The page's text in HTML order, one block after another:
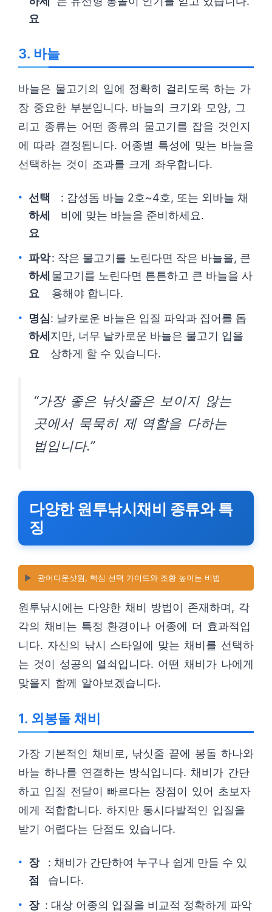
요
3. 바늘
바늘은 물고기의 입에 정확히 걸리도록 하는 가
장 중요한 부분입니다. 바늘의 크기와 모양, 그
리고 종류는 어떤 종류의 물고기를 잡을 것인지
에 따라 결정됩니다. 어종별 특성에 맞는 바늘을
선택하는 것이 조과를 크게 좌우합니다.
선택
하세
요
: 감성돔 바늘 2호~4호, 또는 외바늘 채
비에 맞는 바늘을 준비하세요.
파악
하세
요
: 작은 물고기를 노린다면 작은 바늘을, 큰
물고기를 노린다면 튼튼하고 큰 바늘을 사
용해야 합니다.
명심
하세
요
: 날카로운 바늘은 입질 파악과 집어를 돕
지만, 너무 날카로운 바늘은 물고기 입을
상하게 할 수 있습니다.
“가장 좋은 낚싯줄은 보이지 않는
곳에서 묵묵히 제 역할을 다하는
법입니다.”
다양한 원투낚시채비 종류와 특
징
▶️ 광어다운샷웜, 핵심 선택 가이드와 조황 높이는 비법
원투낚시에는 다양한 채비 방법이 존재하며, 각
각의 채비는 특정 환경이나 어종에 더 효과적입
니다. 자신의 낚시 스타일에 맞는 채비를 선택하
는 것이 성공의 열쇠입니다. 어떤 채비가 나에게
맞을지 함께 알아보겠습니다.
1. 외봉돌 채비
가장 기본적인 채비로, 낚싯줄 끝에 봉돌 하나와
바늘 하나를 연결하는 방식입니다. 채비가 간단
하고 입질 전달이 빠르다는 장점이 있어 초보자
에게 적합합니다. 하지만 동시다발적인 입질을
받기 어렵다는 단점도 있습니다.
장
점
: 채비가 간단하여 누구나 쉽게 만들 수 있
습니다.
장 : 대상 어종의 입질을 비교적 정확하게 파악